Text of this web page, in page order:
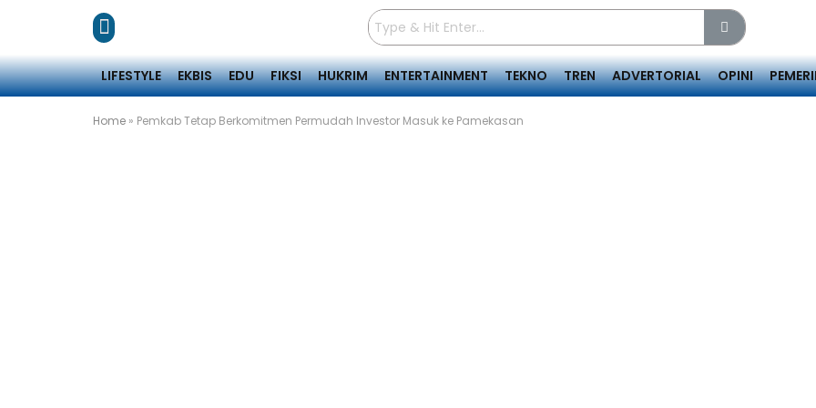
LIFESTYLE EKBIS EDU FIKSI HUKRIM ENTERTAINMENT TEKNO TREN ADVERTORIAL OPINI
Home » Pemkab Tetap Berkomitmen Permudah Investor Masuk ke Pamekasan